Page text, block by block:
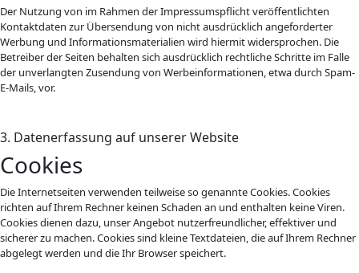
Der Nutzung von im Rahmen der Impressumspflicht veröffentlichten
Kontaktdaten zur Übersendung von nicht ausdrücklich angeforderter
Werbung und Informationsmaterialien wird hiermit widersprochen. Die
Betreiber der Seiten behalten sich ausdrücklich rechtliche Schritte im Falle
der unverlangten Zusendung von Werbeinformationen, etwa durch Spam-
E-Mails, vor.
3. Datenerfassung auf unserer Website
Cookies
Die Internetseiten verwenden teilweise so genannte Cookies. Cookies
richten auf Ihrem Rechner keinen Schaden an und enthalten keine Viren.
Cookies dienen dazu, unser Angebot nutzerfreundlicher, effektiver und
sicherer zu machen. Cookies sind kleine Textdateien, die auf Ihrem Rechner
abgelegt werden und die Ihr Browser speichert.